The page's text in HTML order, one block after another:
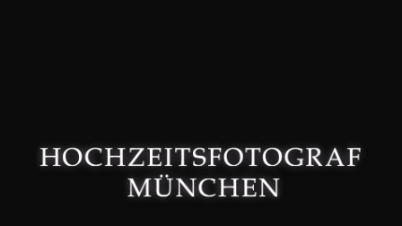
Datenschutzerklärung–Impressum
Made with 🤍 in München.